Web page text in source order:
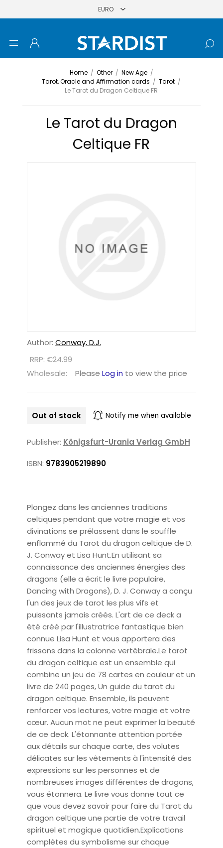
Home / Other / New Age /
Tarot, Oracle and Affirmation cards / Tarot /
Le Tarot du Dragon Celtique FR
Le Tarot du Dragon
Celtique FR
Author: Conway, D.J.
RRP: €24.99
Wholesale:
Please Log in to view the price
Out of stock Notify me when available
Publisher: Königsfurt-Urania Verlag GmbH
ISBN: 9783905219890
Plongez dans les anciennes traditions
celtiques pendant que votre magie et vos
divinations se prélassent dans le souffle
enflammé du Tarot du dragon celtique de D.
J. Conway et Lisa Hunt.En utilisant sa
connaissance des anciennes énergies des
dragons (elle a écrit le livre populaire,
Dancing with Dragons), D. J. Conway a conçu
l'un des jeux de tarot les plus vifs et
puissants jamais créés. L'art de ce deck a
été créé par l'illustratrice fantastique bien
connue Lisa Hunt et vous apportera des
frissons dans la colonne vertébrale.Le tarot
du dragon celtique est un ensemble qui
combine un jeu de 78 cartes en couleur et un
livre de 240 pages, Un guide du tarot du
dragon celtique. Ensemble, ils peuvent
renforcer vos lectures, votre magie et votre
cœur. Aucun mot ne peut exprimer la beauté
de ce deck. L'étonnante attention portée
aux détails sur chaque carte, des volutes
délicates sur les vêtements à l'intensité des
expressions sur les personnes et de
nombreuses images différentes de dragons,
vous étonnera. Le livre vous donne tout ce
que vous devez savoir pour faire du Tarot du
dragon celtique une partie de votre travail
spirituel et magique quotidien.Explications
complètes du symbolisme sur chaque